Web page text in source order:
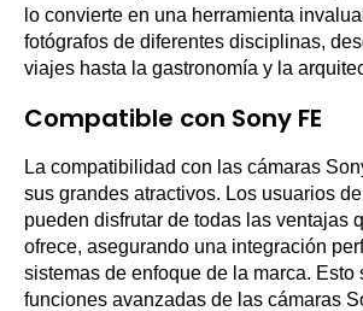
lo convierte en una herramienta
fotógrafos de diferentes disciplinas,
viajes hasta la gastronomía y la
Compatible con Sony FE
La compatibilidad con las cámaras
sus grandes atractivos. Los usuarios
pueden disfrutar de todas las ventajas
ofrece, asegurando una integración
sistemas de enfoque de la marca. Esto
funciones avanzadas de las cámaras